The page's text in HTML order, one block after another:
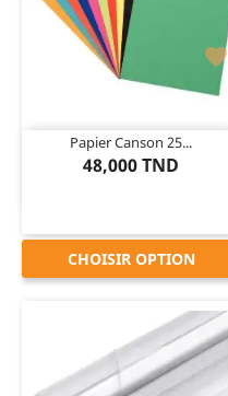

Papier Canson 25...
48,000 TND
CHOISIR OPTION